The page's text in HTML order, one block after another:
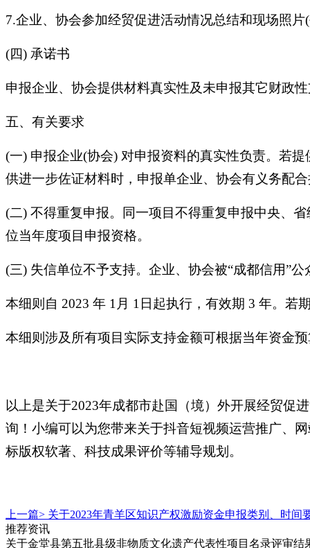
7.企业、协会参加经贸促进活动情况总结和现场照
(四) 承诺书
申报企业、协会提供材料真实性及未申报其它财政
五、有关要求
(一) 申报企业(协会) 对申报资料的真实性负责。若
供进一步佐证材料时，申报单企业、协会有义务配
(二) 不得重复申报。同一项目不得重复申报中央、
位当年度项目申报资格。
(三) 失信单位不予支持。企业、协会被“成都信用”
本细则自 2023 年 1月 1日起执行，有效期 3 年。若
本细则涉及所有项目实际支持金额可根据当年资金
以上是关于2023年成都市赴国（境）外开展经贸促
询！小编可以为您带来关于抖音短视频运营推广、
标版权软著、科技成果评价等辅导规划。
上一篇> 关于2023年青羊区知识产权激励资金申报类别、时间
推荐资讯
关于金堂县第五批县级非物质文化遗产代表性项目名录评审结